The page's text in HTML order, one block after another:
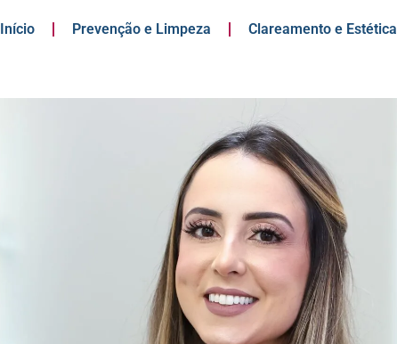
Início Prevenção e Limpeza Clareamento e Estética